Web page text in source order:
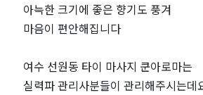
아늑한 크기에 좋은 향기도 풍겨
마음이 편안해집니다
여수 선원동 타이 마사지 쿤아로마는
실력파 관리사분들이 관리해주시는데